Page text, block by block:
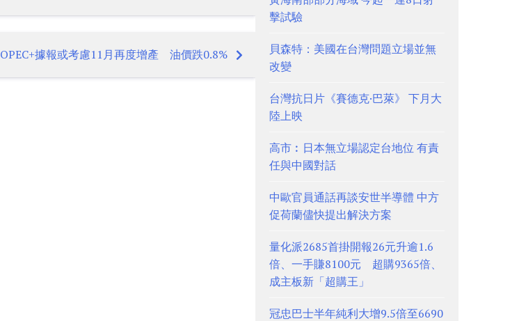
OPEC+據報或考慮11月再度增產 油價跌0.8%
擊試驗
貝森特：美國在台灣問題立場並無
改變
台灣抗日片《賽德克·巴萊》 下月大
陸上映
高市︰日本無立場認定台地位 有責
任與中國對話
中歐官員通話再談安世半導體 中方
促荷蘭儘快提出解決方案
量化派2685首掛開報26元升逾1.6
倍、一手賺8100元 超購9365倍、
成主板新「超購王」
冠忠巴士半年純利大增9.5倍至6690